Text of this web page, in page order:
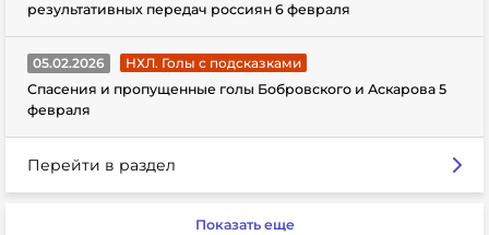
результативных передач россиян 6 февраля
05.02.2026
НХЛ. Голы с подсказками
Спасения и пропущенные голы Бобровского и Аскарова 5
февраля
Перейти в раздел
Показать еще